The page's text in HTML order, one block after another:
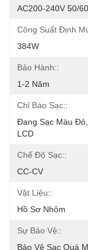
AC200-240V 50/
Công Suất Định
384W
Bảo Hành::
1-2 Năm
Chỉ Báo Sạc::
Đang Sạc Màu
LCD
Chế Độ Sạc::
CC-CV
Vật Liệu::
Hồ Sơ Nhôm
Sự Bảo Vệ::
Bảo Vệ Sạc Quá